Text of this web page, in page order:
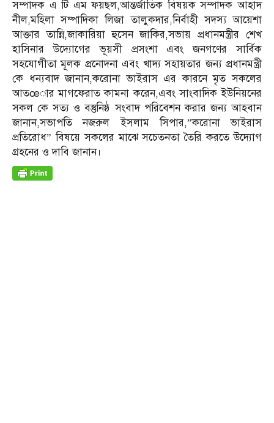
সম্পাদক এ টি এম ফয়ছল,আন্তর্জাতিক বিষয়ক সম্পাদক আহাদ
নীল,মহিলা সম্পাদিকা লিজা তালুকদার,নির্বাহী সদস্য আয়েশা
আক্তার তান্নি,জাকারিয়া হুসেন জাকির,সভায় প্রধানমন্ত্রীর শেখ
হাসিনার উদ্যোগের ভূয়সী প্রসংশা এবং জনগণের সার্বিক
সহযোগীতা মূলক প্রনোদনা এবং খাদ্য সহায়তার জন্য প্রধানমন্ত্রী
কে ধন্যবাদ জানান,করোনা ভাইরাস এর কারনে মৃত সকলের
আতœার মাগফেরাত কামনা করেন,এবং সাংবাদিক ইউনিয়নের
সকল কে সত্য ও বস্তুনিষ্ঠ সংবাদ পরিবেশন করার জন্য আহবান
জানান,সভাপতি নজরুল ইসলাম সিপার,”করোনা ভাইরাস
প্রতিরোধ” বিষয়ে সকলের মাঝে সচেতনতা তৈরি করতে উদ্যোগ
গ্রহনের ও দাবি জানান।